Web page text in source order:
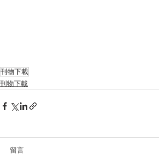
刊物下載
刊物下載
留言